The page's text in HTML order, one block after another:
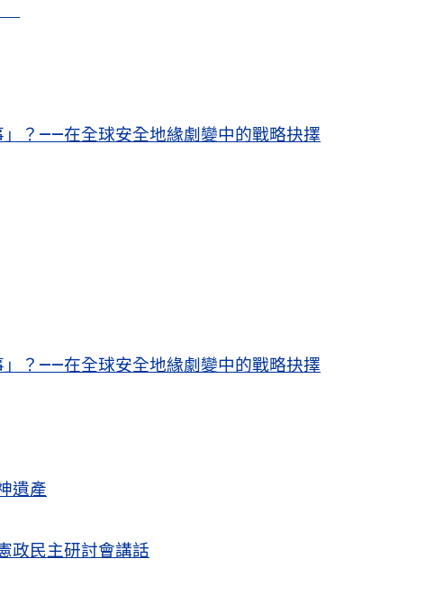
？——在全球安全地緣劇變中的戰略抉擇
？——在全球安全地緣劇變中的戰略抉擇
遺產
政民主研討會講話